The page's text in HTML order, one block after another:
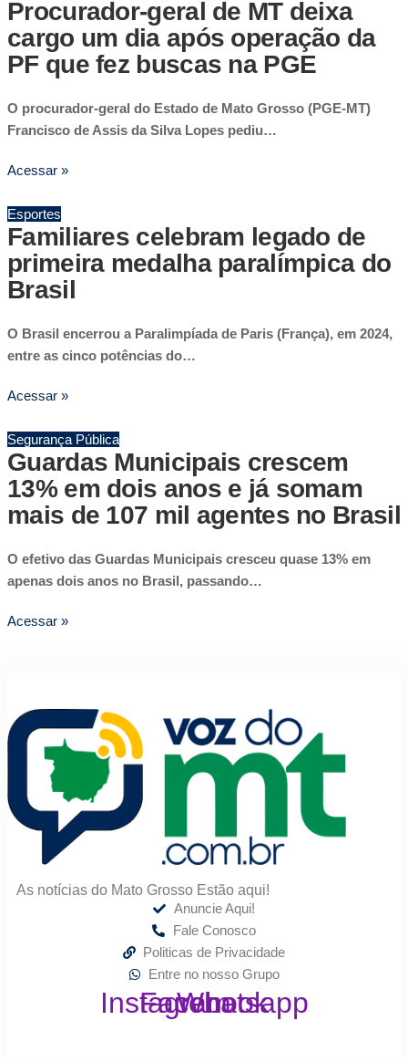
Procurador-geral de MT deixa
cargo um dia após operação da
PF que fez buscas na PGE
O procurador-geral do Estado de Mato Grosso (PGE-MT)
Francisco de Assis da Silva Lopes pediu…
Acessar »
Esportes
Familiares celebram legado de
primeira medalha paralímpica do
Brasil
O Brasil encerrou a Paralimpíada de Paris (França), em 2024,
entre as cinco potências do…
Acessar »
Segurança Pública
Guardas Municipais crescem
13% em dois anos e já somam
mais de 107 mil agentes no Brasil
O efetivo das Guardas Municipais cresceu quase 13% em
apenas dois anos no Brasil, passando…
Acessar »
As notícias do Mato Grosso Estão aqui!
Anuncie Aqui!
Fale Conosco
Politicas de Privacidade
Entre no nosso Grupo
Instagram
Facebook
Whatsapp